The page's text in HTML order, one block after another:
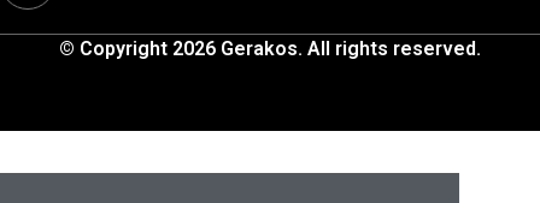
© Copyright 2026 Gerakos. All rights reserved.